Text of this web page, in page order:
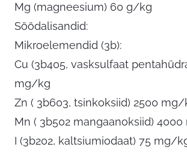
Mg (magneesium) 60 g/kg
Söödalisandid:
Mikroelemendid (3b):
Cu (3b405, vasksulfaat
mg/kg
Zn ( 3b603, tsinkoksiid) 2500 mg/
Mn ( 3b502 mangaanoksiid)
I (3b202, kaltsiumiodaat) 75 mg/